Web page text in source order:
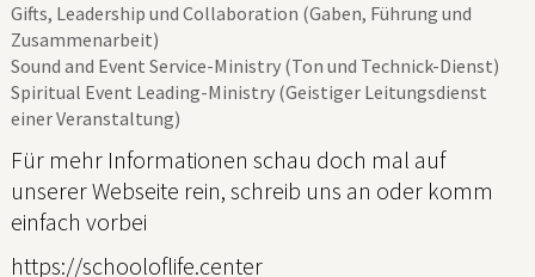
Gifts, Leadership und Collaboration (Gaben, Führung und
Zusammenarbeit)
Sound and Event Service-Ministry (Ton und Technick-Dienst)
Spiritual Event Leading-Ministry (Geistiger Leitungsdienst
einer Veranstaltung)
Für mehr Informationen schau doch mal auf
unserer Webseite rein, schreib uns an oder komm
einfach vorbei
https://schooloflife.center